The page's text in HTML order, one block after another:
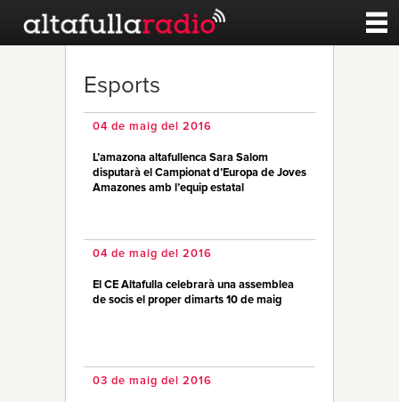
Esports
Qui Som
Esports
04 de maig del 2016
L’amazona altafullenca Sara Salom
disputarà el Campionat d’Europa de Joves
Amazones amb l’equip estatal
04 de maig del 2016
El CE Altafulla celebrarà una assemblea
de socis el proper dimarts 10 de maig
03 de maig del 2016